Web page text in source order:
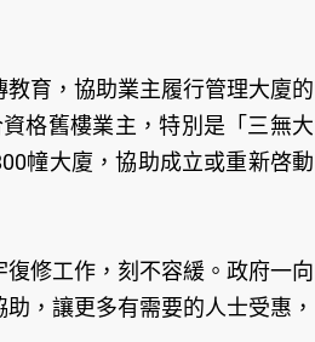
育，協助業主履行管理大廈的
格舊樓業主，特別是「三無大
幢大廈，協助成立或重新啓動
修工作，刻不容緩。政府一向
，讓更多有需要的人士受惠，